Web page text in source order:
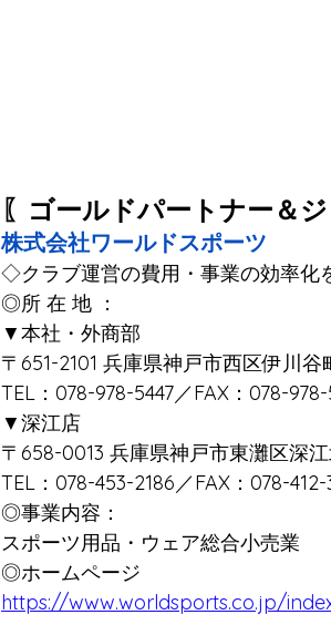
〖ゴールドパートナー＆
株式会社ワールドスポーツ
◇クラブ運営の費用・事業の効率化
◎所 在 地 ：
▼本社・外商部
〒651-2101 兵庫県神戸市西区伊川
TEL：078-978-5447／FAX：078-
▼深江店
〒658-0013 兵庫県神戸市東灘区深
TEL：078-453-2186／FAX：078-
◎事業内容：
スポーツ用品・ウェア総合小売業
◎ホームページ
https://www.worldsports.co.jp/